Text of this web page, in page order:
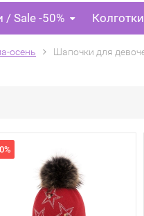
/ Sale -50%
осень Шапочки для